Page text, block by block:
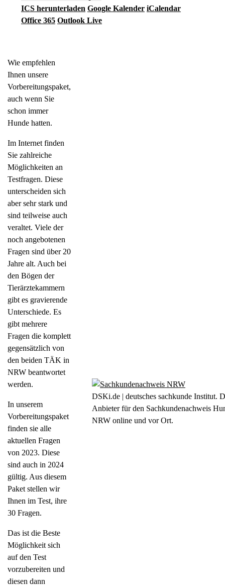
ICS herunterladen Google Kalender iCalendar
Office 365 Outlook Live
Wie empfehlen
Ihnen unsere
Vorbereitungspaket,
auch wenn Sie
schon immer
Hunde hatten.
Im Internet finden
Sie zahlreiche
Möglichkeiten an
Testfragen. Diese
unterscheiden sich
aber sehr stark und
sind teilweise auch
veraltet. Viele der
noch angebotenen
Fragen sind über 20
Jahre alt. Auch bei
den Bögen der
Tierärztekammern
gibt es gravierende
Unterschiede. Es
gibt mehrere
Fragen die komplett
gegensätzlich von
den beiden TÄK in
NRW beantwortet
werden.
In unserem
Vorbereitungspaket
finden sie alle
aktuellen Fragen
von 2023. Diese
sind auch in 2024
gültig. Aus diesem
Paket stellen wir
Ihnen im Test, ihre
30 Fragen.
Das ist die Beste
Möglichkeit sich
auf den Test
vorzubereiten und
diesen dann
DSKi.de | deutsches sachkunde Institut.
Anbieter für den Sachkundenachweis
NRW online und vor Ort.